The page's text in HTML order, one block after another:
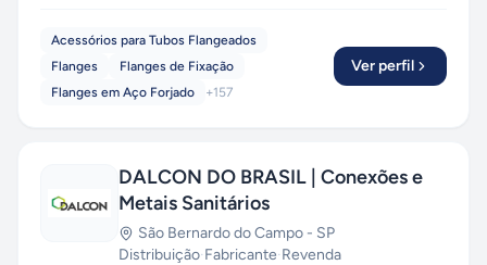
Acessórios para Tubos Flangeados
Flanges
Flanges de Fixação
Flanges em Aço Forjado
+157
Ver perfil
DALCON DO BRASIL | Conexões e
Metais Sanitários
São Bernardo do Campo - SP
Distribuição·Fabricante·Revenda